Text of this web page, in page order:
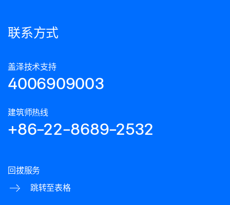
联系方式
盖泽技术支持
4006909003
建筑师热线
+86-22-8689-2532
回拔服务
跳转至表格